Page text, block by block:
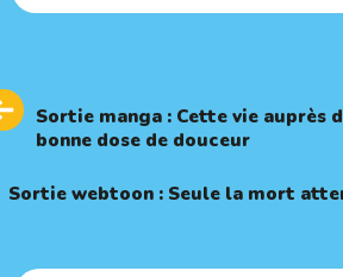
Article
Sortie manga : Cette vie auprès
bonne dose de douceur
Article
Sortie webtoon : Seule la mort